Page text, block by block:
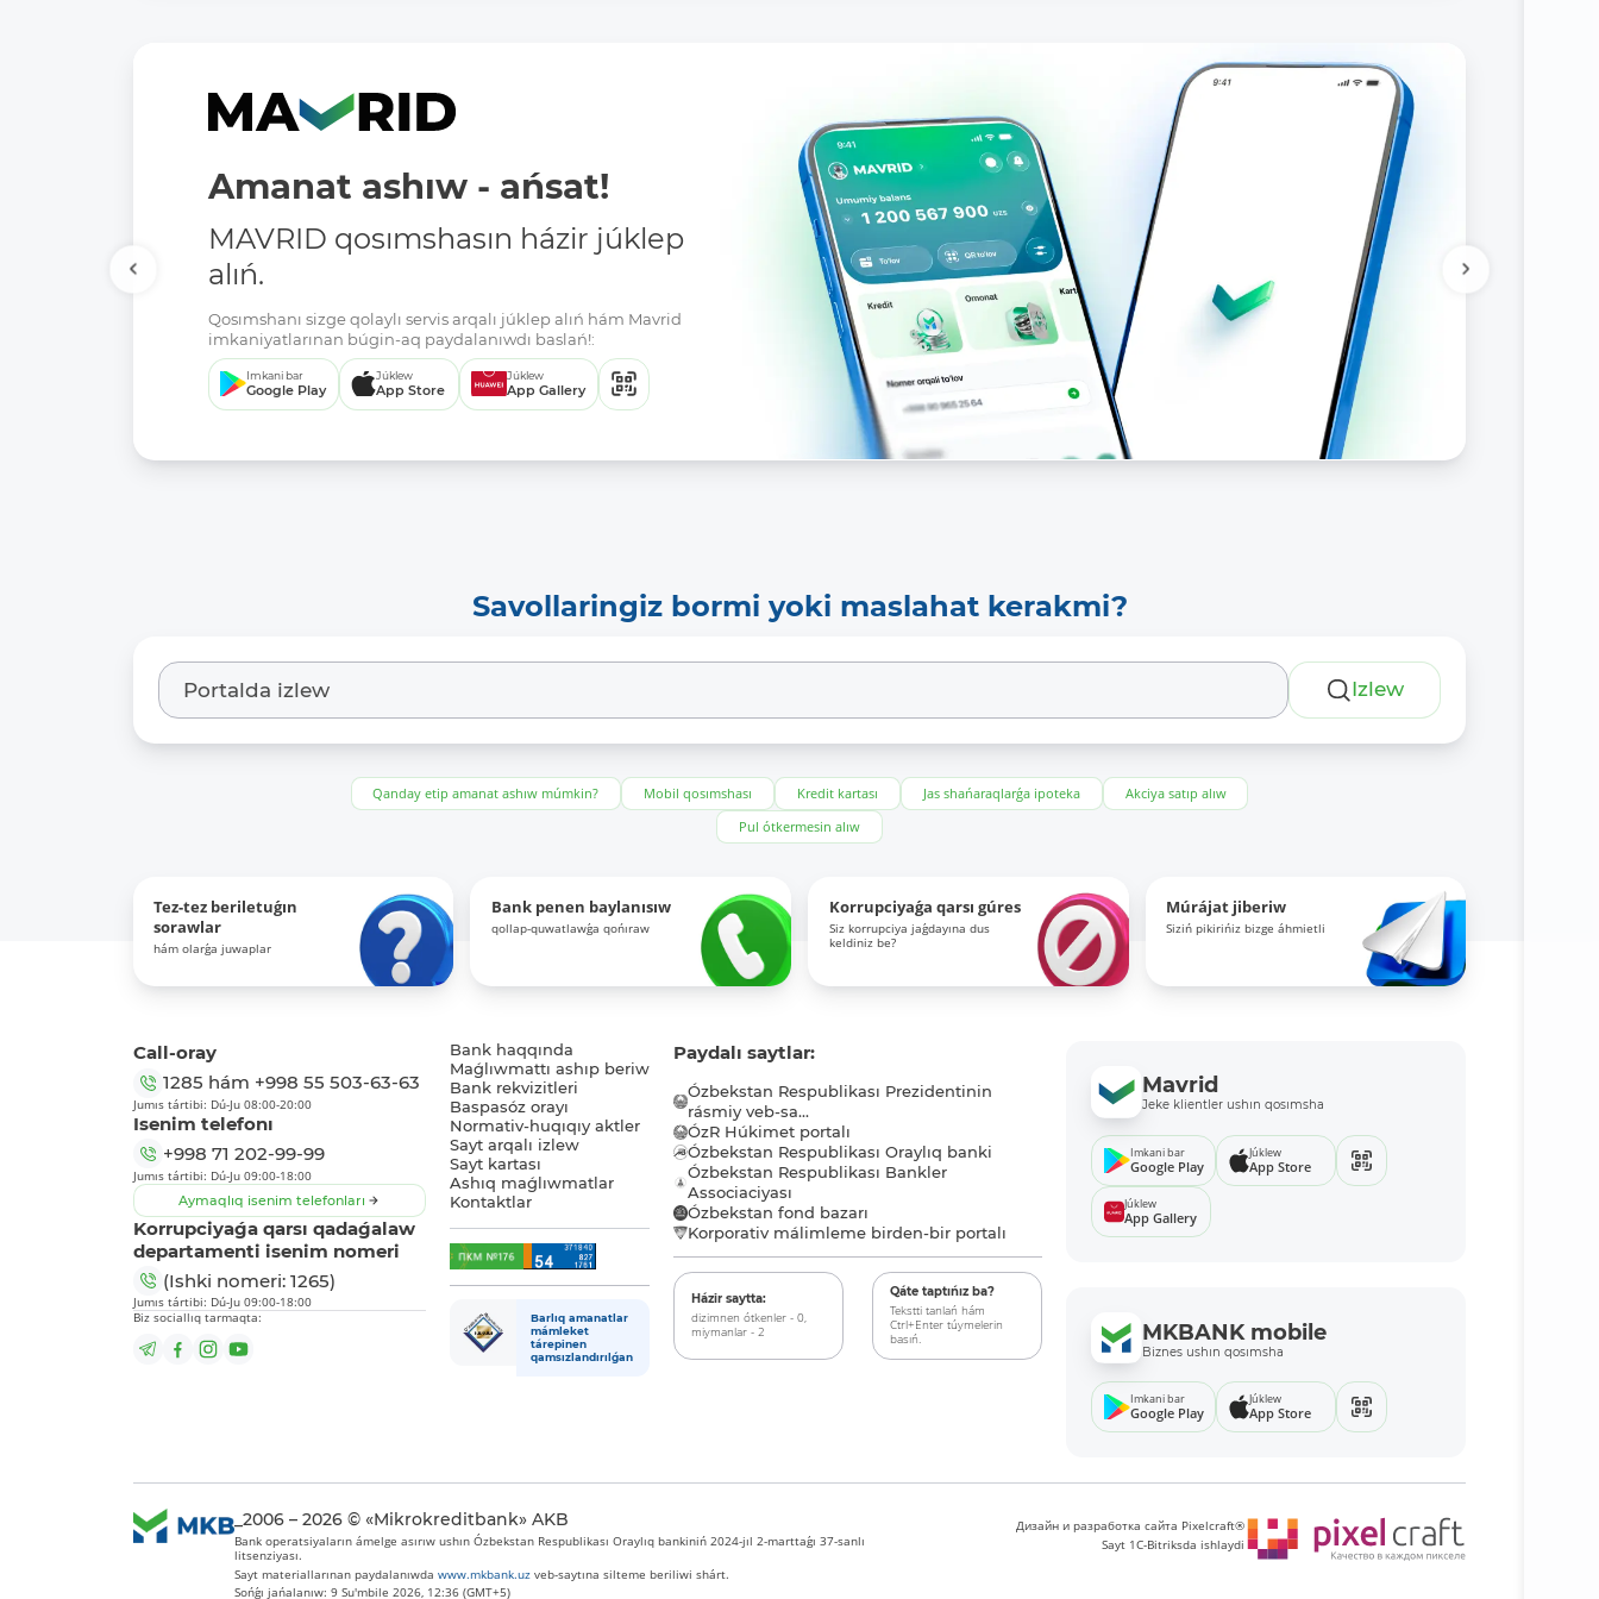
Amanat ashıw - ańsat!
MAVRID qosımshasın házir júklep
alıń.
Qosımshanı sizge qolaylı servis arqalı júklep alıń hám Mavrid
imkaniyatlarınan búgin-aq paydalanıwdı baslań!:
Imkani bar
Google Play
Júklew
App Store
Júklew
App Gallery
Savollaringiz bormi yoki maslahat kerakmi?
Izlew
Qanday etip amanat ashıw múmkin? Mobil qosımshası Kredit kartası Jas shańaraqlarǵa ipoteka
Akciya satıp alıw
Pul ótkermesin alıw
Tez-tez beriletuǵın
sorawlar
hám olarǵa juwaplar
Bank penen baylanısıw
qollap-quwatlawǵa qońıraw
Korrupciyaǵa qarsı gúres
Siz korrupciya jaǵdayına dus
keldiniz be?
Múrájat jiberiw
Siziń pikirińiz bizge áhmietli
Call-oray
1285 hám +998 55 503-63-63
Jumıs tártibi: Dú-Ju 08:00-20:00
Isenim telefonı
+998 71 202-99-99
Jumıs tártibi: Dú-Ju 09:00-18:00
Aymaqlıq isenim telefonları
Korrupciyaǵa qarsı qadaǵalaw
departamenti isenim nomeri
(Ishki nomeri: 1265)
Jumıs tártibi: Dú-Ju 09:00-18:00
Biz sociallıq tarmaqta:
Bank haqqında
Maǵlıwmattı ashıp beriw
Bank rekvizitleri
Baspasóz orayı
Normativ-huqıqıy aktler
Sayt arqalı izlew
Sayt kartası
Ashıq maǵlıwmatlar
Kontaktlar
Barlıq amanatlar
mámleket
tárepinen
qamsızlandırılǵan
Paydalı saytlar:
Ózbekstan Respublikası Prezidentinin
rásmiy veb-sa...
ÓzR Húkimet portalı
Ózbekstan Respublikası Oraylıq banki
Ózbekstan Respublikası Bankler
Associaciyası
Ózbekstan fond bazarı
Korporativ málimleme birden-bir portalı
Házir saytta:
dizimnen ótkenler - 0,
miymanlar - 2
Qáte taptıńız ba?
Tekstti tanlań hám
Ctrl+Enter túymelerin
basıń.
Mavrid
Jeke klientler ushın qosımsha
Imkani bar
Google Play
Júklew
App Store
Júklew
App Gallery
MKBANK mobile
Biznes ushın qosımsha
Imkani bar
Google Play
Júklew
App Store
_2006 – 2026 © «Mikrokreditbank» AKB
Bank operatsiyaların ámelge asırıw ushın Ózbekstan Respublikası Oraylıq bankiniń 2024-jıl 2-marttaǵı 37-sanlı
litsenziyası.
Sayt materiallarınan paydalanıwdawww.mkbank.uz veb-saytına silteme beriliwi shárt.
Sońǵı jańalanıw: 9 Su'mbile 2026, 12:36 (GMT+5)
Дизайн и разработка сайта Pixelcraft®
Sayt 1C-Bitriksda ishlaydi